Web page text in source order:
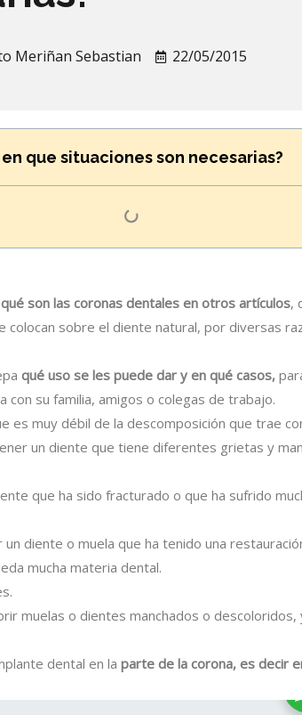
Meriñan Sebastian 22/05/2015
que situaciones son necesarias?
son las coronas dentales en otros artículos,
colocan sobre el diente natural, por diversas
qué uso se les puede dar y en qué casos,
con su familia, amigos o colegas de trabajo.
es muy débil de la descomposición que trae
un diente que tiene diferentes grietas y
que ha sido fracturado o que ha sufrido
diente o muela que ha tenido una
mucha materia dental.
muelas o dientes manchados o descoloridos,
dental en la parte de la corona, es decir